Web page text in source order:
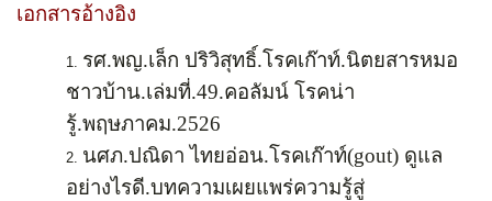
เอกสารอ้างอิง
รศ.พญ.เล็ก ปริวิสุทธิ์.โรคเก๊าท์.นิตยสารหมอ
ชาวบ้าน.เล่มที่.49.คอลัมน์ โรคน่า
รู้.พฤษภาคม.2526
นศภ.ปณิดา ไทยอ่อน.โรคเก๊าท์(gout) ดูแล
อย่างไรดี.บทความเผยแพร่ความรู้สู่